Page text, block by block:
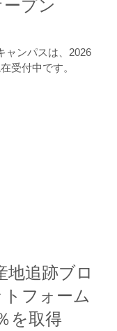
プン
ャンパスは、2026
受付中です。
地追跡ブロ
フォーム
を取得